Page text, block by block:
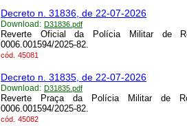
Decreto n. 31836, de 22-07-2026
Download: D31836.pdf
Reverte Oficial da Polícia Militar de
0006.001594/2025-82.
cód. 45081
Decreto n. 31835, de 22-07-2026
Download: D31835.pdf
Reverte Praça da Polícia Militar de
0006.001594/2025-82.
cód. 45082